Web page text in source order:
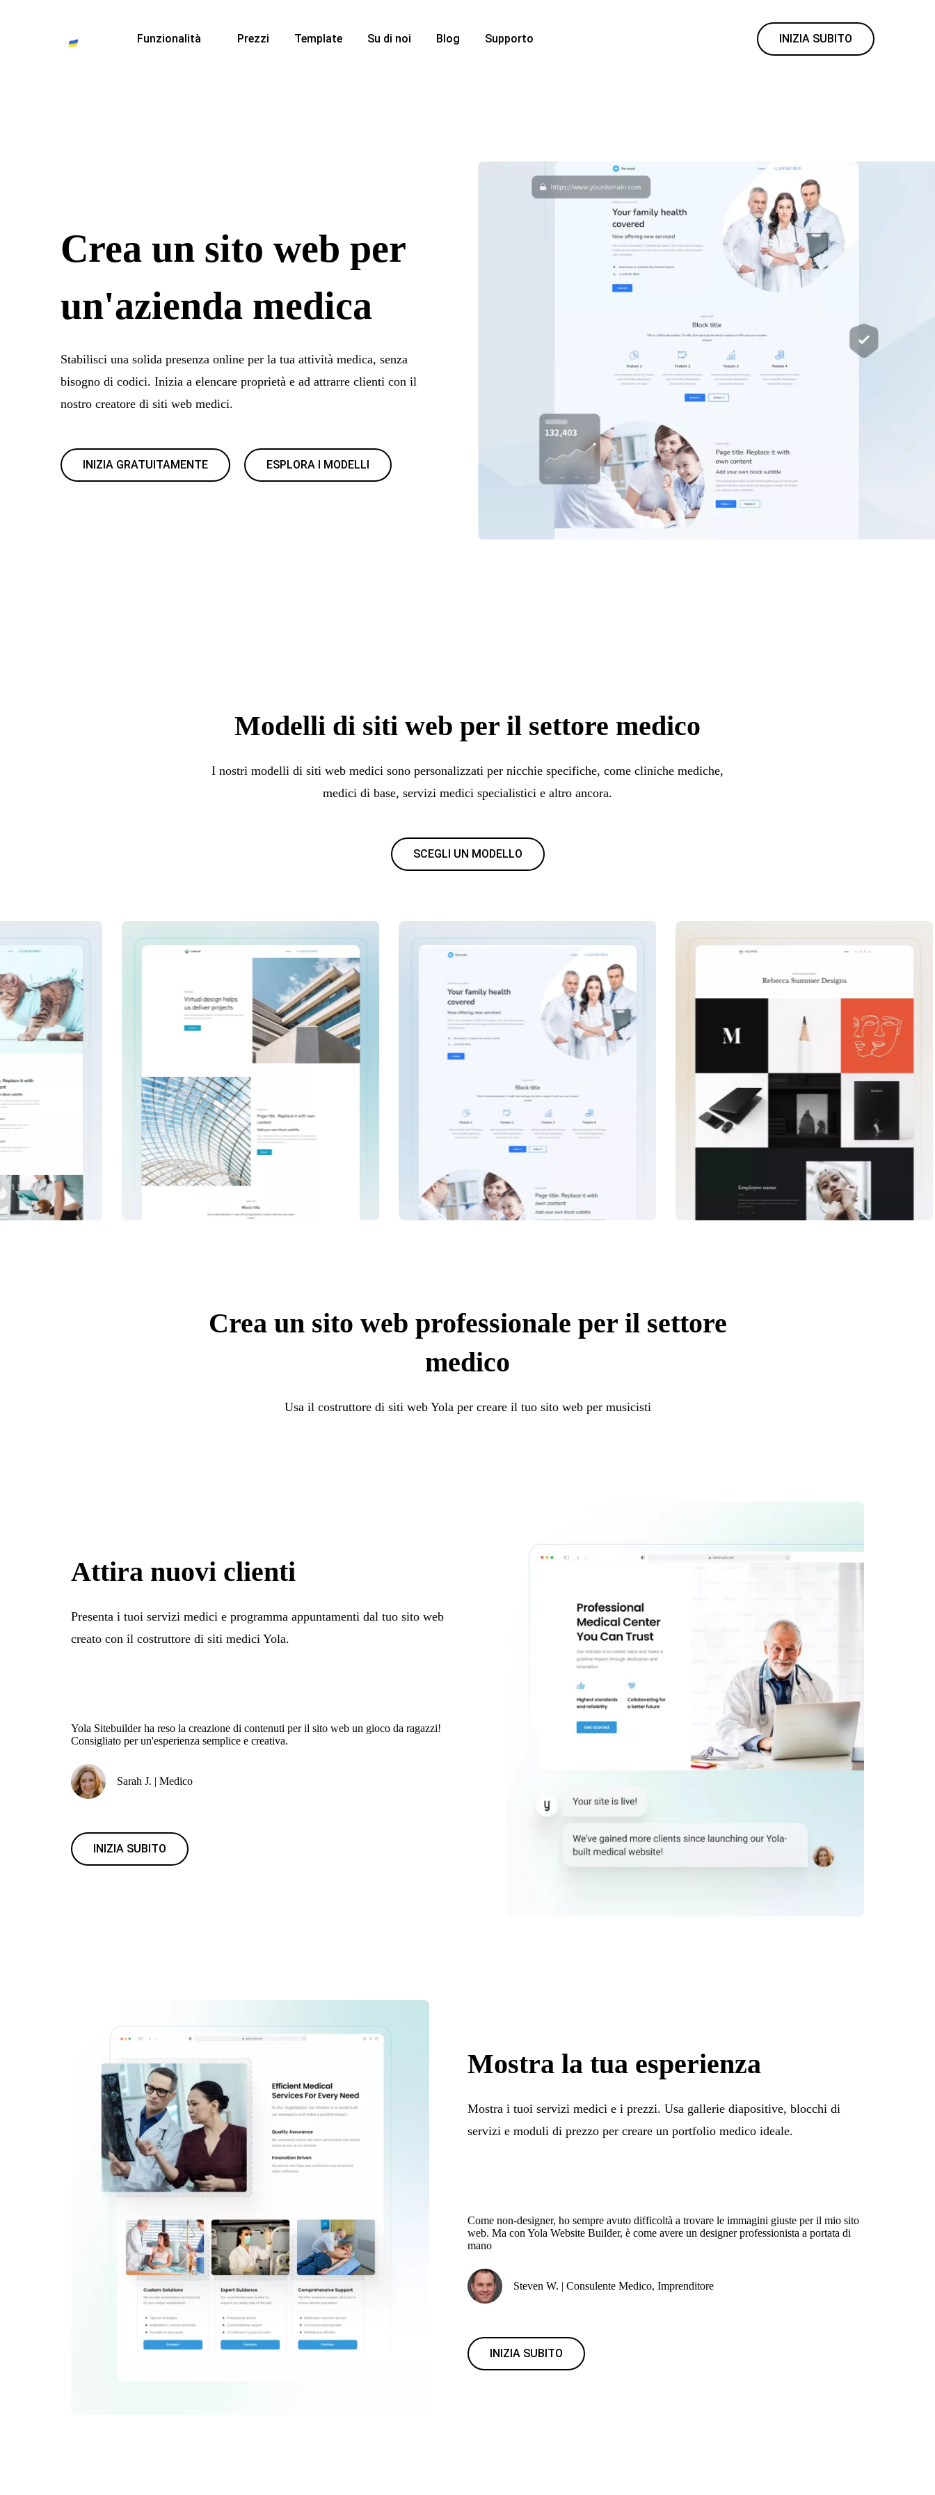
Funzionalità Prezzi Template Su di noi Blog Supporto INIZIA SUBITO
Crea un sito web per
un'azienda medica
Stabilisci una solida presenza online per la tua attività medica, senza
bisogno di codici. Inizia a elencare proprietà e ad attrarre clienti con il
nostro creatore di siti web medici.
INIZIA GRATUITAMENTE ESPLORA I MODELLI
Modelli di siti web per il settore medico
I nostri modelli di siti web medici sono personalizzati per nicchie specifiche, come cliniche mediche,
medici di base, servizi medici specialistici e altro ancora.
SCEGLI UN MODELLO
Crea un sito web professionale per il settore
medico
Usa il costruttore di siti web Yola per creare il tuo sito web per musicisti
Attira nuovi clienti
Presenta i tuoi servizi medici e programma appuntamenti dal tuo sito web
creato con il costruttore di siti medici Yola.
Yola Sitebuilder ha reso la creazione di contenuti per il sito web un gioco da ragazzi!
Consigliato per un'esperienza semplice e creativa.
Sarah J. | Medico
INIZIA SUBITO
Mostra la tua esperienza
Mostra i tuoi servizi medici e i prezzi. Usa gallerie diapositive, blocchi di
servizi e moduli di prezzo per creare un portfolio medico ideale.
Come non-designer, ho sempre avuto difficoltà a trovare le immagini giuste per il mio sito
web. Ma con Yola Website Builder, è come avere un designer professionista a portata di
mano
Steven W. | Consulente Medico, Imprenditore
INIZIA SUBITO